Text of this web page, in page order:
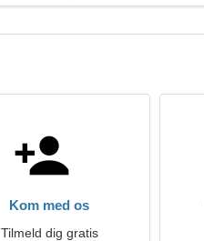
Kom med os
Tilmeld dig gratis